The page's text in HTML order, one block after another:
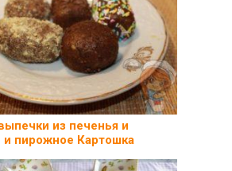
из печенья и
и пирожное Картошка